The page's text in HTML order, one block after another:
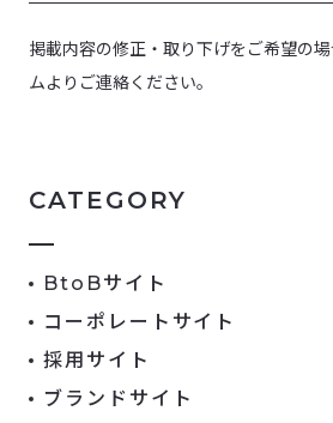
掲載内容の修正・取り下げをご希望の場
ムよりご連絡ください。
CATEGORY
BtoBサイト
コーポレートサイト
採用サイト
ブランドサイト